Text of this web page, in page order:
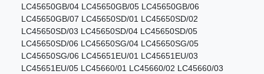
LC45650GB/04 LC45650GB/05 LC45650GB/06
LC45650GB/07 LC45650SD/01 LC45650SD/02
LC45650SD/03 LC45650SD/04 LC45650SD/05
LC45650SD/06 LC45650SG/04 LC45650SG/05
LC45650SG/06 LC45651EU/01 LC45651EU/03
LC45651EU/05 LC45660/01 LC45660/02 LC45660/03